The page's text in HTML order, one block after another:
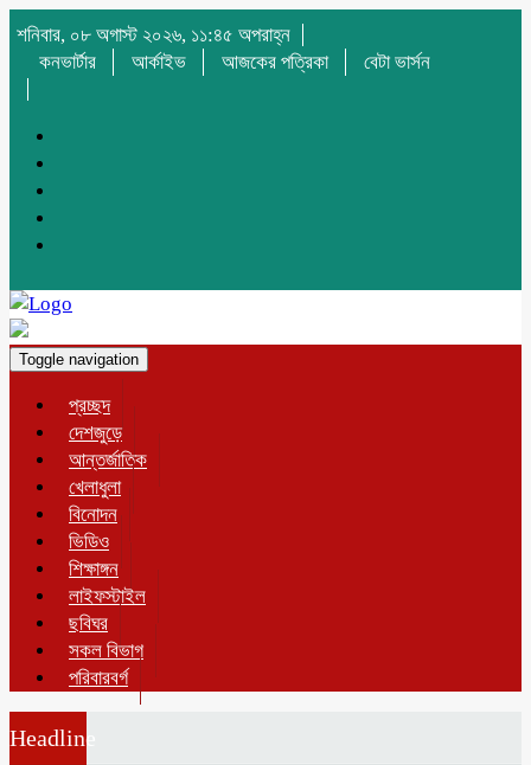
শনিবার, ০৮ অগাস্ট ২০২৬, ১১:৪৫ অপরাহ্ন
কনভার্টার
আর্কাইভ আজকের পত্রিকা বেটা ভার্সন
Toggle navigation
প্রচ্ছদ
দেশজুড়ে
আন্তর্জাতিক
খেলাধুলা
বিনোদন
ভিডিও
শিক্ষাঙ্গন
লাইফস্টাইল
ছবিঘর
সকল বিভাগ
পরিবারবর্গ
Headline